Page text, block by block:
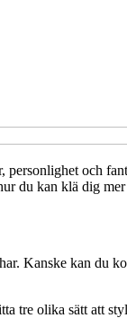
och
du kan klä dig
Kanske kan du
tre olika sätt att